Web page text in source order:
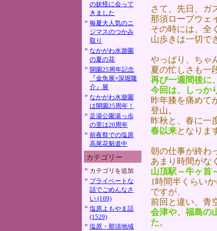
の妖怪に会って
きました
毎夏大人気のニ
ジマスのつかみ
取り
なかがわ水遊園
の夏の花
開園25周年記念
『金魚展×深堀隆
介』展
なかがわ水遊園
は開園25周年！
足湯公園湯っ歩
の里は20周年
前夜祭での塩原
高尾花魁道中
カテゴリー
カテゴリを追加
プライベートな
話でごめんなさ
い (109)
塩原よもやま話
(1529)
塩原・那須地域
さて、先日、ガ
那須ロープウェ
その時には、全
山歩きは一切で
やっぱり、ちゃ
夏の忙しさも一
再び一週間後に
今回は、しっか
昨年膝を痛めて
登山。
昨秋と、春に一
春以来となりま
朝の仕事が終わ
あまり時間がな
山頂駅～牛ヶ首
1時間半くらい
ですが、
前回と違い、青
会津や、福島の
た。